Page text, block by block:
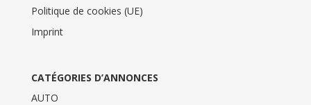
Politique de cookies (UE)
Imprint
CATÉGORIES D’ANNONCES
AUTO